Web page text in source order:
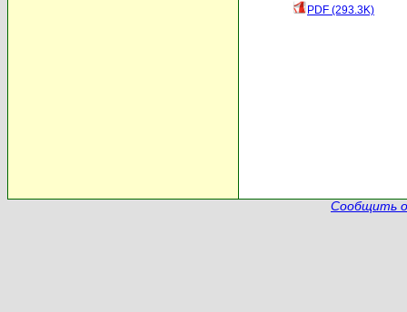
PDF (293.3K)
Сообщить о